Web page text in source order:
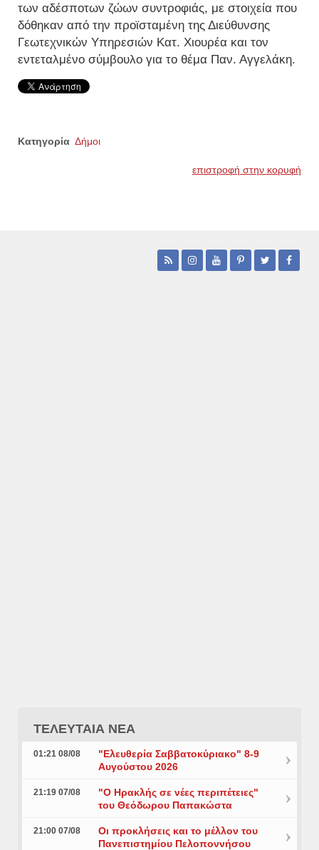
των αδέσποτων ζώων συντροφιάς, με στοιχεία που
δόθηκαν από την προϊσταμένη της Διεύθυνσης
Γεωτεχνικών Υπηρεσιών Κατ. Χιουρέα και τον
εντεταλμένο σύμβουλο για το θέμα Παν. Αγγελάκη.
Κατηγορία Δήμοι
επιστροφή στην κορυφή
ΤΕΛΕΥΤΑΙΑ ΝΕΑ
01:21 08/08
"Ελευθερία Σαββατοκύριακο" 8-9
Αυγούστου 2026
21:19 07/08
"Ο Ηρακλής σε νέες περιπέτειες"
του Θεόδωρου Παπακώστα
21:00 07/08
Οι προκλήσεις και το μέλλον του
Πανεπιστημίου Πελοποννήσου